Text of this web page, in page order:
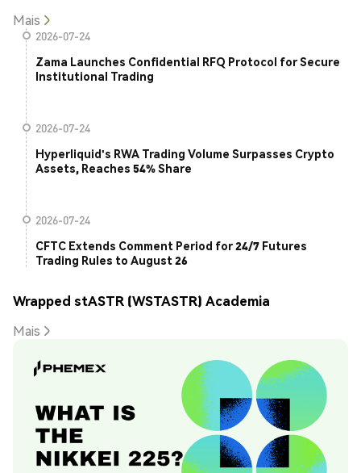
Mais
2026-07-24
Zama Launches Confidential RFQ Protocol for Secure
Institutional Trading
2026-07-24
Hyperliquid's RWA Trading Volume Surpasses Crypto
Assets, Reaches 54% Share
2026-07-24
CFTC Extends Comment Period for 24/7 Futures
Trading Rules to August 26
Wrapped stASTR (WSTASTR) Academia
Mais